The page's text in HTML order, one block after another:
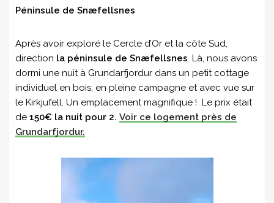
Péninsule de Snæfellsnes
Après avoir exploré le Cercle d’Or et la côte Sud,
direction la péninsule de Snæfellsnes. Là, nous avons
dormi une nuit à Grundarfjordur dans un petit cottage
individuel en bois, en pleine campagne et avec vue sur
le Kirkjufell. Un emplacement magnifique ! Le prix était
de 150€ la nuit pour 2. Voir ce logement près de
Grundarfjordur.